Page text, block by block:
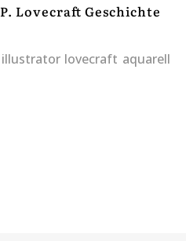
Lovecraft Geschichte